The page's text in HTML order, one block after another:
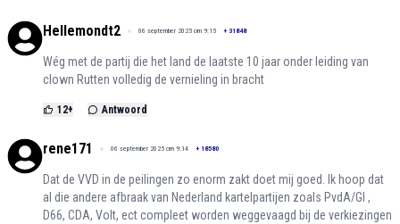
Hellemondt2 06 september 2025 om 9:15 + 31848
Wég met de partij die het land de laatste 10 jaar onder leiding van
clown Rutten volledig de vernieling in bracht
12+ Antwoord
rene171 06 september 2025 om 9:14 + 18580
Dat de VVD in de peilingen zo enorm zakt doet mij goed. Ik hoop dat
al die andere afbraak van Nederland kartelpartijen zoals PvdA/Gl ,
D66, CDA, Volt, ect compleet worden weggevaagd bij de verkiezingen